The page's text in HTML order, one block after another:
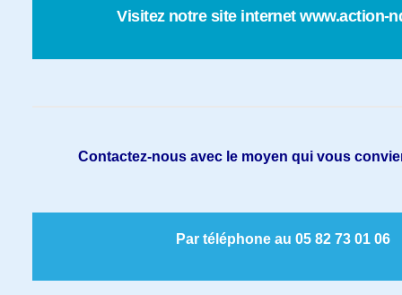
Visitez notre site internet www.action-
Contactez-nous avec le moyen qui vous
Par téléphone au 05 82 73 01 06